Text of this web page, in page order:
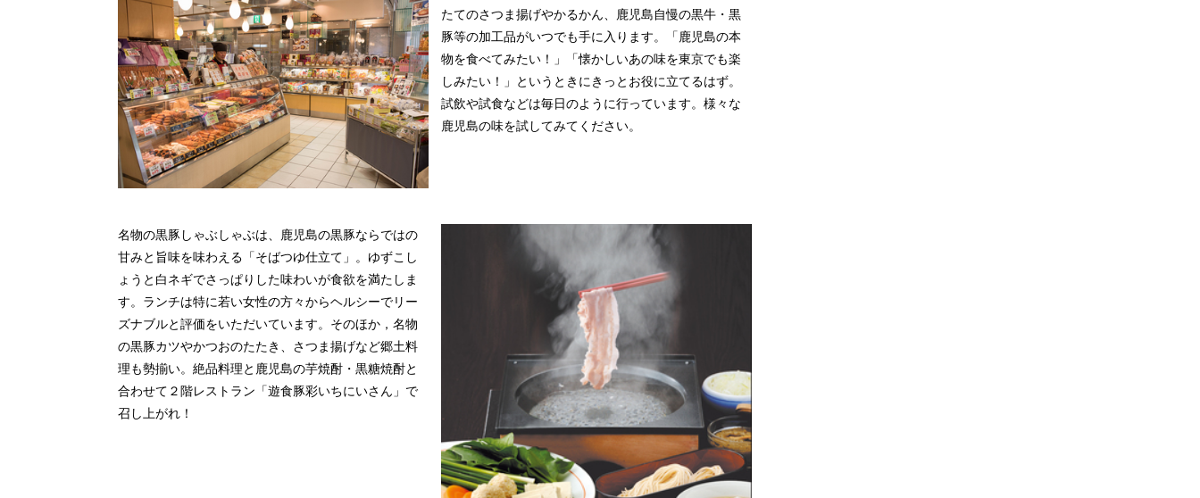
たてのさつま揚げやかるかん、鹿児島自慢の黒牛・黒
豚等の加工品がいつでも手に入ります。「鹿児島の本
物を食べてみたい！」「懐かしいあの味を東京でも楽
しみたい！」というときにきっとお役に立てるはず。
試飲や試食などは毎日のように行っています。様々な
鹿児島の味を試してみてください。
名物の黒豚しゃぶしゃぶは、鹿児島の黒豚ならではの
甘みと旨味を味わえる「そばつゆ仕立て」。ゆずこし
ょうと白ネギでさっぱりした味わいが食欲を満たしま
す。ランチは特に若い女性の方々からヘルシーでリー
ズナブルと評価をいただいています。そのほか，名物
の黒豚カツやかつおのたたき、さつま揚げなど郷土料
理も勢揃い。絶品料理と鹿児島の芋焼酎・黒糖焼酎と
合わせて２階レストラン「遊食豚彩いちにいさん」で
召し上がれ！